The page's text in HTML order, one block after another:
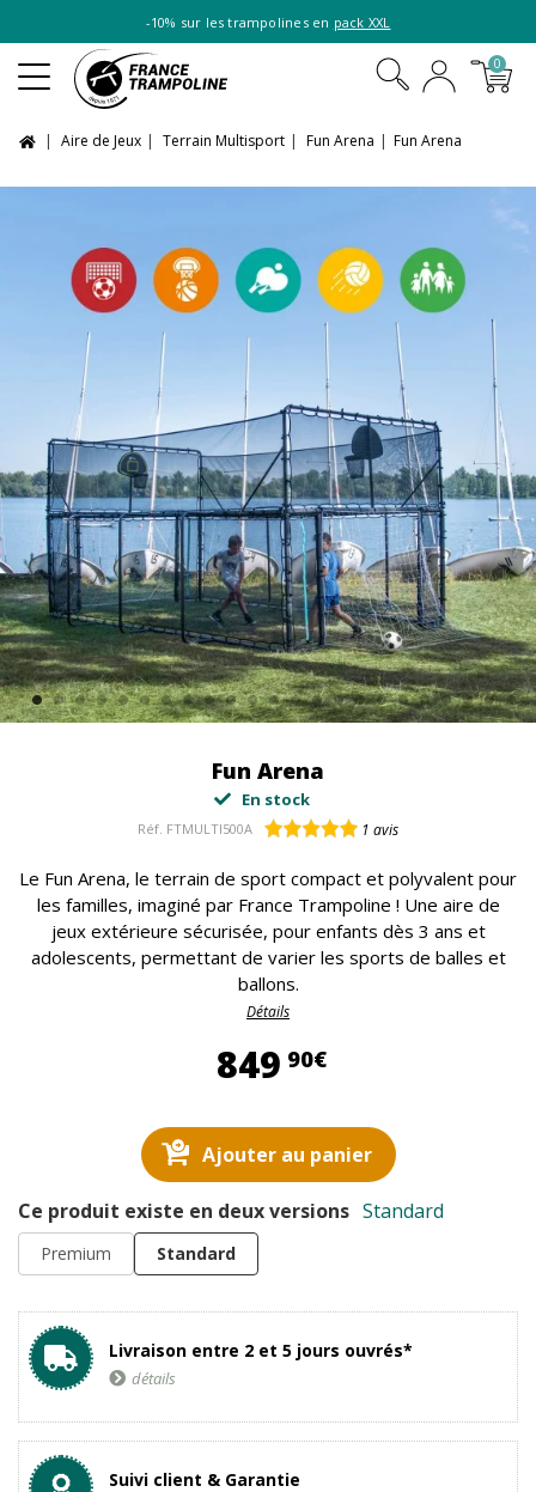
-10% sur les trampolines en pack XXL
0
Aire de Jeux Terrain Multisport Fun Arena Fun Arena
Fun Arena
En stock
Réf. FTMULTI500A 1 avis
Le Fun Arena, le terrain de sport compact et polyvalent pour
les familles, imaginé par France Trampoline ! Une aire de
jeux extérieure sécurisée, pour enfants dès 3 ans et
adolescents, permettant de varier les sports de balles et
ballons.
Détails
849 90€849,90 €
Ajouter au panier
Ce produit existe en deux versions Standard
Premium Standard
Livraison entre 2 et 5 jours ouvrés*
détails
Suivi client & Garantie